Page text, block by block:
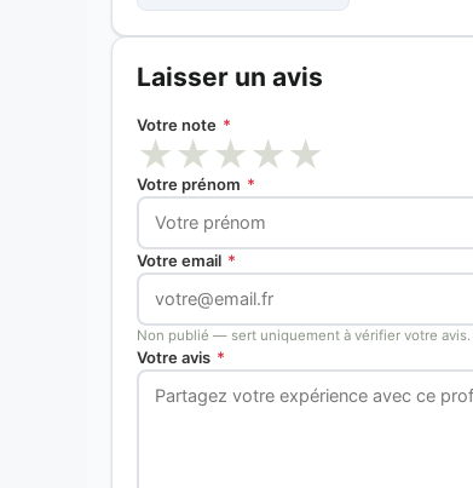
Laisser un avis
Votre note *
★★★★★
Votre prénom *
Votre email *
Non publié — sert uniquement à vérifier votre avis.
Votre avis *